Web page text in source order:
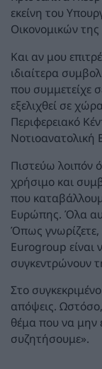
εκείνη του
Οικονομικών
Και αν μου
ιδιαίτερα
που συμμετείχε
εξελιχθεί σε
Περιφερειακό
Πιστεύω λοιπόν
χρήσιμο και
που
Ευρώπης. Όλα
Όπως
Eurogroup
συγκεντρώνουν
Στο
απόψεις. Ωστόσο,
θέμα που να μην
συζητήσουμε».